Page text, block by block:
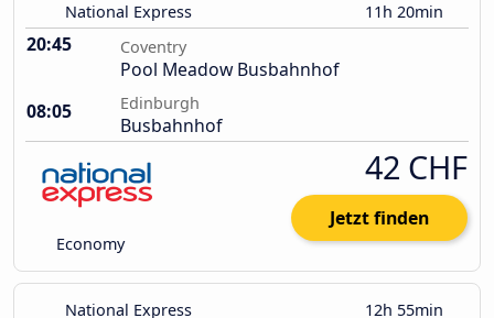
National Express 11h 20min
20:45 Coventry
Pool Meadow Busbahnhof
08:05
Edinburgh
Busbahnhof
Economy
42 CHF
Jetzt finden
National Express 12h 55min